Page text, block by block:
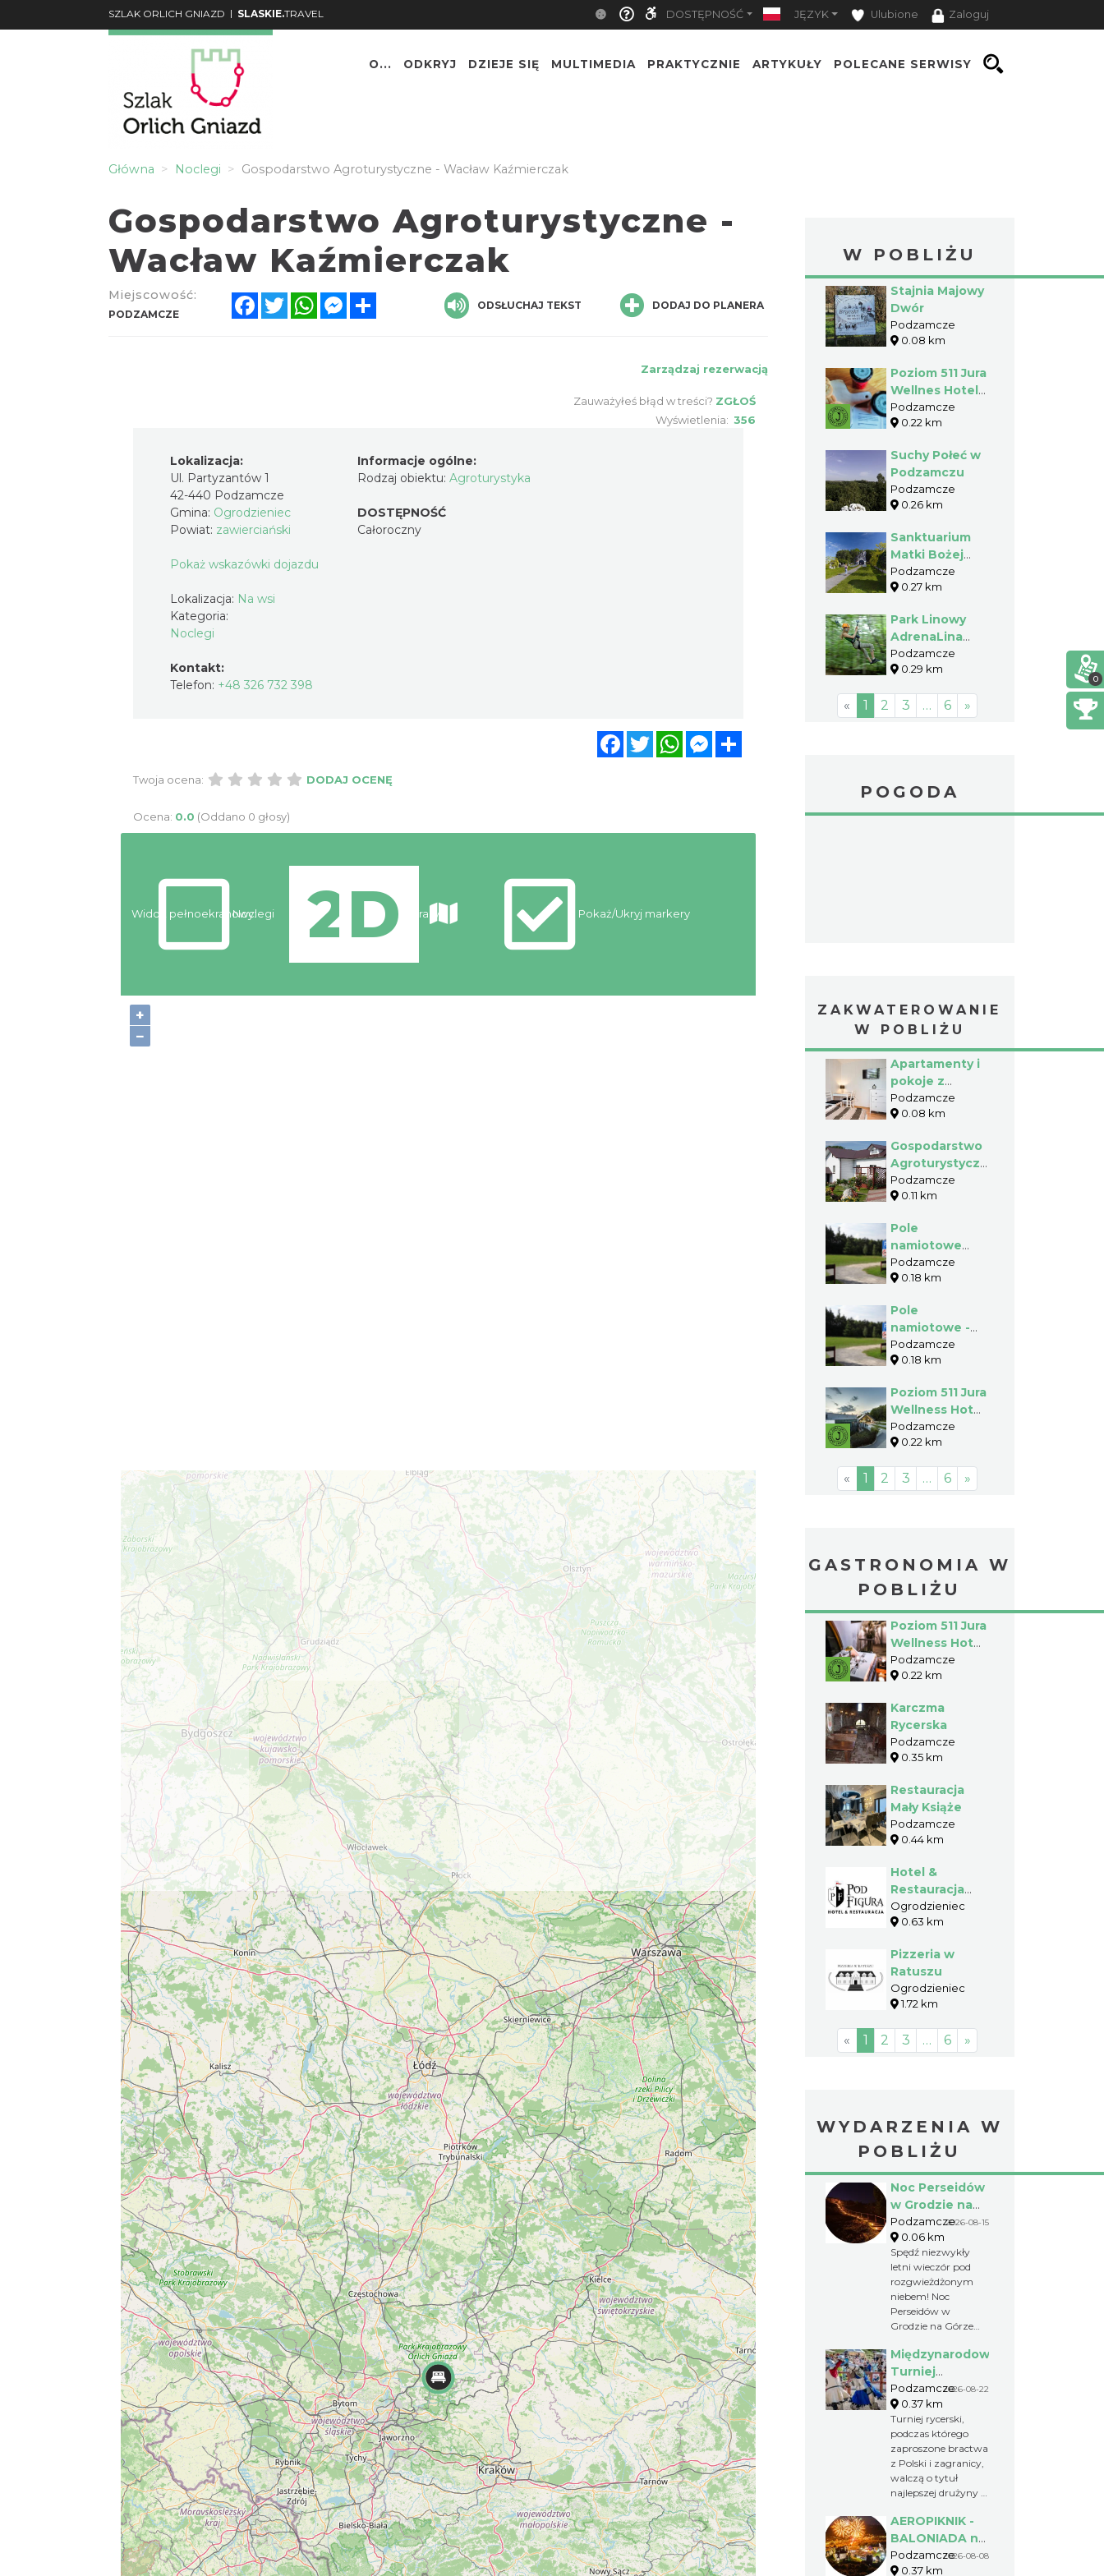
SZLAK ORLICH GNIAZD | SLASKIE.TRAVEL DOSTĘPNOŚĆ JĘZYK Ulubione Zaloguj
O... ODKRYJ DZIEJE SIĘ MULTIMEDIA PRAKTYCZNIE ARTYKUŁY POLECANE SERWISY
Główna Noclegi Gospodarstwo Agroturystyczne - Wacław Kaźmierczak
Gospodarstwo Agroturystyczne -
Wacław Kaźmierczak
Miejscowość:
PODZAMCZE
FacebookTwitterWhatsAppMessenger ODSŁUCHAJ TEKST DODAJ DO PLANERA
Zarządzaj rezerwacją
Zauważyłeś błąd w treści? ZGŁOŚ
Wyświetlenia: 356
Lokalizacja:
Ul. Partyzantów 1
42-440 Podzamcze
Gmina: Ogrodzieniec
Powiat: zawierciański
Pokaż wskazówki dojazdu
Lokalizacja: Na wsi
Kategoria:
Noclegi
Kontakt:
Telefon: +48 326 732 398
Informacje ogólne:
Rodzaj obiektu: Agroturystyka
DOSTĘPNOŚĆ
Całoroczny
FacebookTwitterWhatsAppMessenger
Twoja ocena: DODAJ OCENĘ
Ocena: 0.0 (Oddano 0 głosy)
+
−
Widok pełnoekranowy:
Noclegi Trasy Pokaż/Ukryj markery
W POBLIŻU
Stajnia Majowy
Dwór
Podzamcze
0.08 km
Poziom 511 Jura
Wellnes Hotel
& SPA -
Przetwory i
Przetwory
owocowo-
warzywne,
wyroby
cukiernicze
Podzamcze
0.22 km
Suchy Połeć w
Podzamczu
Podzamcze
0.26 km
Sanktuarium
Matki Bożej
Skałkowej w
Podzamczu
Podzamcze
0.27 km
Park Linowy
AdrenaLina
Podzamcze
Podzamcze
0.29 km
« 1 2 3 … 6 »
POGODA
ZAKWATEROWANIE
W POBLIŻU
Apartamenty i
pokoje z
widokiem na
Zamek
Magdalena i
Marcin
Wojciechowscy
Podzamcze
0.08 km
Gospodarstwo
Agroturystyczne
- Halina
Pilarczyk
Podzamcze
0.11 km
Pole
namiotowe
Agata
Makowska
Podzamcze
0.18 km
Pole
namiotowe -
Agata
Makowska
Podzamcze
0.18 km
Poziom 511 Jura
Wellness Hotel
& Spa ****
Podzamcze
0.22 km
« 1 2 3 … 6 »
GASTRONOMIA W
POBLIŻU
Poziom 511 Jura
Wellness Hotel
& Spa ****-
RESTAURACJA
Podzamcze
0.22 km
Karczma
Rycerska
Podzamcze
0.35 km
Restauracja
Mały Książe
Podzamcze
0.44 km
Hotel &
Restauracja
"Pod Figurą"
Ogrodzieniec
0.63 km
Pizzeria w
Ratuszu
Ogrodzieniec
1.72 km
« 1 2 3 … 6 »
WYDARZENIA W
POBLIŻU
Noc Perseidów
w Grodzie na
Górze Birów
Podzamcze2026-08-15
0.06 km
Spędź niezwykły
letni wieczór pod
rozgwieżdżonym
niebem! Noc
Perseidów w
Grodzie na Górze
wydarzenie, podczas
którego będzie
można obserwować
rój meteorów,
poznać tajemnice
nocnego nieba i
poczuć
niepowtarzalny
klimat
historycznego
Międzynarodowy
Turniej
Rycerski w
Podzamczu
2026
Podzamcze2026-08-22
0.37 km
Turniej rycerski,
podczas którego
zaproszone bractwa
z Polski i zagranicy,
walczą o tytuł
najlepszej drużyny i
Miecz Kasztelana
Zamku
Ogrodzienieckiego.
Widzowie podczas
AEROPIKNIK -
BALONIADA na
Zamku
Ogrodzieniec
Podzamcze2026-08-08
0.37 km
0